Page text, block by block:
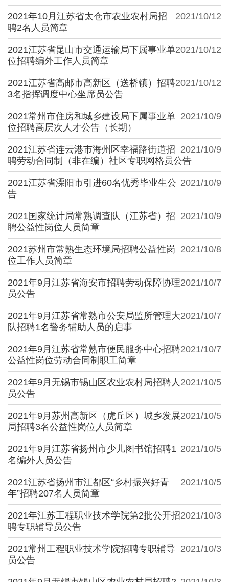
2021/10/12
2021年10月江苏省太仓市农业农村局招
聘2名人员简章
2021/10/12
2021江苏省昆山市交通运输局下属事业单
位招聘编外工作人员简章
2021/10/12
2021江苏省高邮市高新区（送桥镇）招聘
3名指挥调度中心坐席员公告
2021/10/9
2021常州市住房和城乡建设局下属事业单
位招聘高层次人才公告（长期）
2021/10/9
2021江苏省连云港市海州区幸福路街道招
聘劳动合同制（非在编）社区专职网格员公告
2021/10/9
2021江苏省溧阳市引进60名优秀毕业生公
告
2021/10/9
2021国家统计局常熟调查队（江苏省）招
聘公益性岗位人员简章
2021/10/8
2021苏州市常熟生态环境局招聘公益性岗
位工作人员简章
2021/10/7
2021年9月江苏省海安市招聘劳动保障协理
员公告
2021/10/7
2021年9月江苏省常熟市公安局监所管理大
队招聘1名警务辅助人员的启事
2021/10/7
2021年9月江苏省常熟市便民服务中心招聘
公益性岗位劳动合同制职工简章
2021/10/5
2021年9月无锡市锡山区农业农村局招聘人
员公告
2021/10/5
2021年9月苏州高新区（虎丘区）城乡发展
局招聘3名公益性岗位人员简章
2021/10/5
2021年9月江苏省扬州市少儿图书馆招聘1
名编外人员公告
2021/10/5
2021江苏省扬州市江都区“乡村振兴好青
年”招聘207名人员简章
2021/10/3
2021年江苏工程职业技术学院第2批公开招
聘专职辅导员公告
2021/10/3
2021常州工程职业技术学院招聘专职辅导
员公告